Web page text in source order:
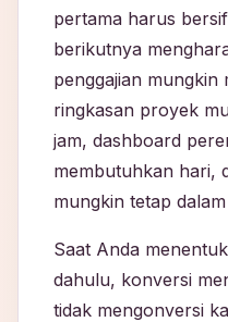
pertama harus
berikutnya
penggajian mungkin
ringkasan proyek
jam, dashboard
membutuhkan hari,
mungkin tetap
Saat Anda
dahulu, konversi
tidak mengonversi